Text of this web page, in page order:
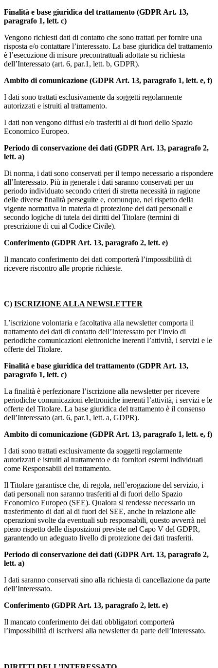
Finalità e base giuridica del trattamento (GDPR Art. 13,
paragrafo 1, lett. c)
Vengono richiesti dati di contatto che sono trattati per fornire una
risposta e/o contattare l’interessato. La base giuridica del trattamento
è l’esecuzione di misure precontrattuali adottate su richiesta
dell’Interessato (art. 6, par.1, lett. b, GDPR).
Ambito di comunicazione (GDPR Art. 13, paragrafo 1, lett. e, f)
I dati sono trattati esclusivamente da soggetti regolarmente
autorizzati e istruiti al trattamento.
I dati non vengono diffusi e/o trasferiti al di fuori dello Spazio
Economico Europeo.
Periodo di conservazione dei dati (GDPR Art. 13, paragrafo 2,
lett. a)
Di norma, i dati sono conservati per il tempo necessario a rispondere
all’Interessato. Più in generale i dati saranno conservati per un
periodo individuato secondo criteri di stretta necessità in ragione
delle diverse finalità perseguite e, comunque, nel rispetto della
vigente normativa in materia di protezione dei dati personali e
secondo logiche di tutela dei diritti del Titolare (termini di
prescrizione di cui al Codice Civile).
Conferimento (GDPR Art. 13, paragrafo 2, lett. e)
Il mancato conferimento dei dati comporterà l’impossibilità di
ricevere riscontro alle proprie richieste.
C) ISCRIZIONE ALLA NEWSLETTER
L’iscrizione volontaria e facoltativa alla newsletter comporta il
trattamento dei dati di contatto dell’Interessato per l’invio di
periodiche comunicazioni elettroniche inerenti l’attività, i servizi e le
offerte del Titolare.
Finalità e base giuridica del trattamento (GDPR Art. 13,
paragrafo 1, lett. c)
La finalità è perfezionare l’iscrizione alla newsletter per ricevere
periodiche comunicazioni elettroniche inerenti l’attività, i servizi e le
offerte del Titolare. La base giuridica del trattamento è il consenso
dell’Interessato (art. 6, par.1, lett. a, GDPR).
Ambito di comunicazione (GDPR Art. 13, paragrafo 1, lett. e, f)
I dati sono trattati esclusivamente da soggetti regolarmente
autorizzati e istruiti al trattamento e da fornitori esterni individuati
come Responsabili del trattamento.
Il Titolare garantisce che, di regola, nell’erogazione del servizio, i
dati personali non saranno trasferiti al di fuori dello Spazio
Economico Europeo (SEE). Qualora si rendesse necessario un
trasferimento di dati al di fuori del SEE, anche in relazione alle
operazioni svolte da eventuali sub responsabili, questo avverrà nel
pieno rispetto delle disposizioni previste nel Capo V del GDPR,
garantendo un adeguato livello di protezione dei dati trasferiti.
Periodo di conservazione dei dati (GDPR Art. 13, paragrafo 2,
lett. a)
I dati saranno conservati sino alla richiesta di cancellazione da parte
dell’Interessato.
Conferimento (GDPR Art. 13, paragrafo 2, lett. e)
Il mancato conferimento dei dati obbligatori comporterà
l’impossibilità di iscriversi alla newsletter da parte dell’Interessato.